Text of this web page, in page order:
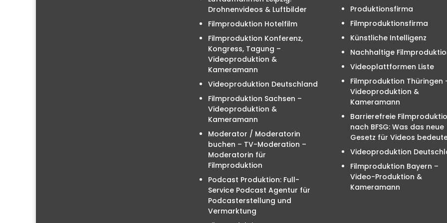
Drohnenvideos & Luftbilder
Filmproduktion Hotelfilm
Filmproduktion Konferenz,
Kongress, Tagung –
Videoproduktion &
Kameramann
Videoproduktion Deutschland
Filmproduktion Sachsen –
Videoproduktion &
Kameramann
Moderator / Moderatorin
buchen – TV-Moderation –
Moderatorin für
Filmproduktion
Podcast Produktion: Full-
Service Podcast Agentur für
Podcasterstellung und
Vermarktung
Produktionsfirma
Filmproduktionsfirma
Künstliche Intelligenz
Nachhaltige
Videoplattformen Liste
Filmproduktion Thüringen
Videoproduktion &
Kameramann
Barrierefreie
nach BFSG: Was das neue
Gesetz für Videos
Videoproduktion
Filmproduktion Bayern –
Video-Produktion &
Kameramann